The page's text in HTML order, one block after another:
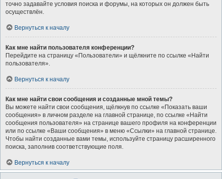
точно задавайте условия поиска и форумы, на которых он должен быть
осуществлён.
Вернуться к началу
Как мне найти пользователя конференции?
Перейдите на страницу «Пользователи» и щёлкните по ссылке «Найти
пользователя».
Вернуться к началу
Как мне найти свои сообщения и созданные мной темы?
Вы можете найти свои сообщения, щёлкнув по ссылке «Показать ваши
сообщения» в личном разделе на главной странице, по ссылке «Найти
сообщения пользователя» на странице вашего профиля на конференции
или по ссылке «Ваши сообщения» в меню «Ссылки» на главной странице.
Чтобы найти созданные вами темы, используйте страницу расширенного
поиска, заполнив соответствующие поля.
Вернуться к началу